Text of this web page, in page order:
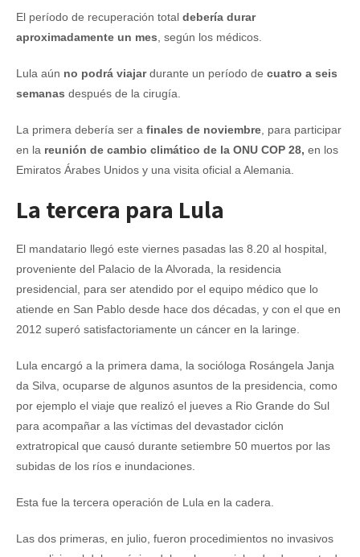
El período de recuperación total debería durar
aproximadamente un mes , según los médicos.
Lula aún no podrá viajardurante un período de cuatro a seis
semanas después de la cirugía.
La primera debería ser a finales de noviembre , para participar
en la reunión de cambio climático de la ONU COP 28, en los
Emiratos Árabes Unidos y una visita oficial a Alemania.
La tercera para Lula
El mandatario llegó este viernes pasadas las 8.20 al hospital,
proveniente del Palacio de la Alvorada, la residencia
presidencial, para ser atendido por el equipo médico que lo
atiende en San Pablo desde hace dos décadas, y con el que en
2012 superó satisfactoriamente un cáncer en la laringe.
Lula encargó a la primera dama, la socióloga Rosángela Janja
da Silva, ocuparse de algunos asuntos de la presidencia, como
por ejemplo el viaje que realizó el jueves a Rio Grande do Sul
para acompañar a las víctimas del devastador ciclón
extratropical que causó durante setiembre 50 muertos por las
subidas de los ríos e inundaciones.
Esta fue la tercera operación de Lula en la cadera.
Las dos primeras, en julio, fueron procedimientos no invasivos